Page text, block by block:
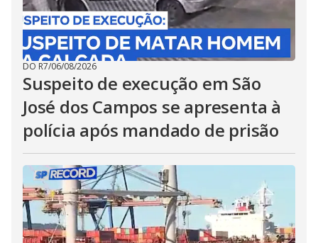
DO R7/06/08/2026
Suspeito de execução em São
José dos Campos se apresenta à
polícia após mandado de prisão